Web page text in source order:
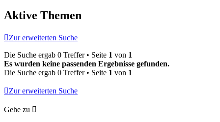
Aktive Themen
Zur erweiterten Suche
Die Suche ergab 0 Treffer • Seite 1 von 1
Es wurden keine passenden Ergebnisse gefunden.
Die Suche ergab 0 Treffer • Seite 1 von 1
Zur erweiterten Suche
Gehe zu